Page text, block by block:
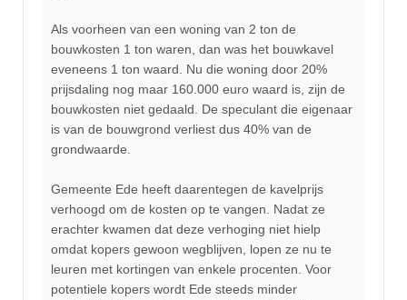
Als voorheen van een woning van 2 ton de
bouwkosten 1 ton waren, dan was het bouwkavel
eveneens 1 ton waard. Nu die woning door 20%
prijsdaling nog maar 160.000 euro waard is, zijn de
bouwkosten niet gedaald. De speculant die eigenaar
is van de bouwgrond verliest dus 40% van de
grondwaarde.
Gemeente Ede heeft daarentegen de kavelprijs
verhoogd om de kosten op te vangen. Nadat ze
erachter kwamen dat deze verhoging niet hielp
omdat kopers gewoon wegblijven, lopen ze nu te
leuren met kortingen van enkele procenten. Voor
potentiele kopers wordt Ede steeds minder